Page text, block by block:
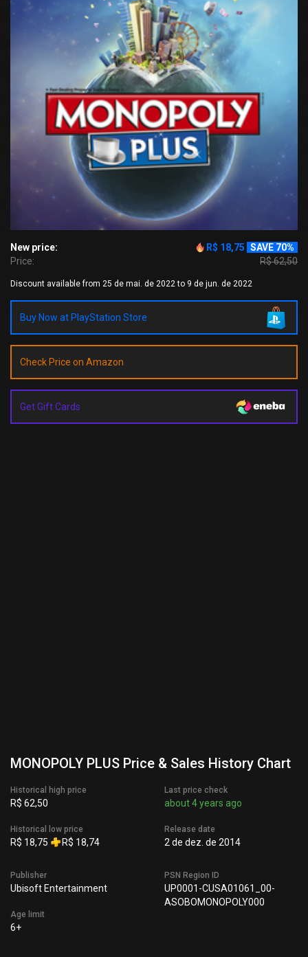
New price: R$ 18,75 SAVE 70%
Price:
R$ 62,50
Discount available from 25 de mai. de 2022 to 9 de jun. de 2022
Buy Now at PlayStation Store
Check Price on Amazon
Get Gift Cards
MONOPOLY PLUS Price & Sales History Chart
Historical high price
R$ 62,50
Historical low price
R$ 18,75 R$ 18,74
Last price check
about 4 years ago
Release date
2 de dez. de 2014
Publisher
Ubisoft Entertainment
Age limit
6+
PSN Region ID
UP0001-CUSA01061_00-
ASOBOMONOPOLY000